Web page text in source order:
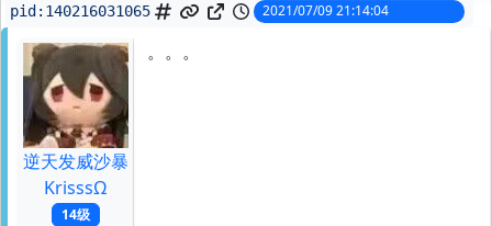
pid: 140216031065 2021/07/09 21:14:04
逆天发威沙暴
KrisssΩ
14级
。。。